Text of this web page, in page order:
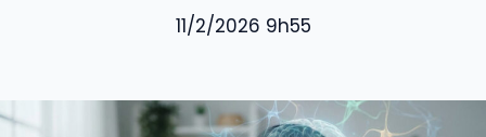
11/2/2026 9h55